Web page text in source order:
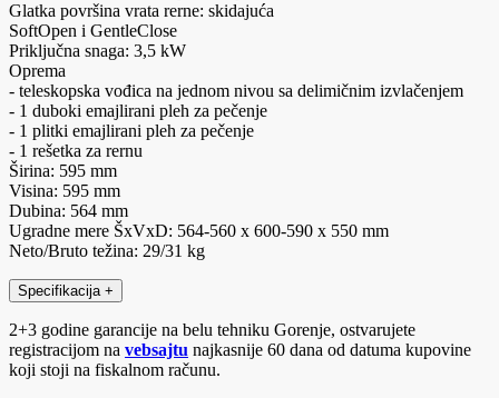
Glatka površina vrata rerne: skidajuća
SoftOpen i GentleClose
Priključna snaga: 3,5 kW
Oprema
- teleskopska vođica na jednom nivou sa delimičnim izvlačenjem
- 1 duboki emajlirani pleh za pečenje
- 1 plitki emajlirani pleh za pečenje
- 1 rešetka za rernu
Širina: 595 mm
Visina: 595 mm
Dubina: 564 mm
Ugradne mere ŠxVxD: 564-560 x 600-590 x 550 mm
Neto/Bruto težina: 29/31 kg
Specifikacija +
2+3 godine garancije na belu tehniku Gorenje, ostvarujete
registracijom na vebsajtu najkasnije 60 dana od datuma kupovine
koji stoji na fiskalnom računu.